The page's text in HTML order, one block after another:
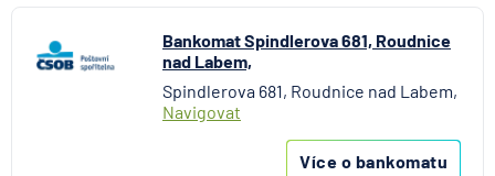
Bankomat Spindlerova 681, Roudnice
nad Labem,
Spindlerova 681, Roudnice nad Labem,
Navigovat
Více o bankomatu